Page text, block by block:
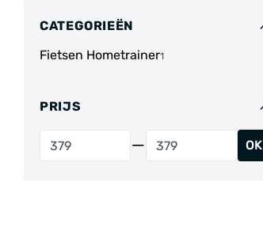
CATEGORIEËN
Fietsen Hometrainer1
PRIJS
OK